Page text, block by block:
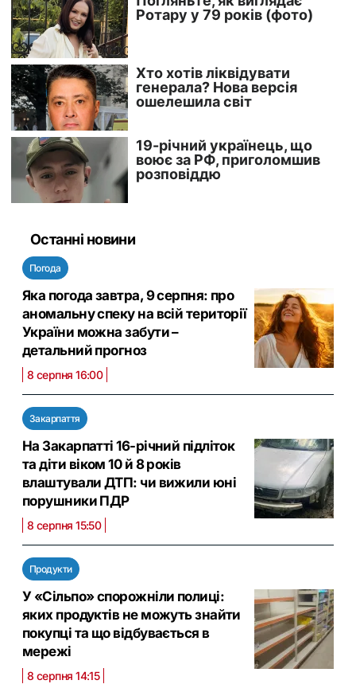
Останні новини
Погода
Яка погода завтра, 9 серпня: про
аномальну спеку на всій території
України можна забути –
детальний прогноз
8 серпня 16:00
Закарпаття
На Закарпатті 16-річний підліток
та діти віком 10 й 8 років
влаштували ДТП: чи вижили юні
порушники ПДР
8 серпня 15:50
Продукти
У «Сільпо» спорожніли полиці:
яких продуктів не можуть знайти
покупці та що відбувається в
мережі
8 серпня 14:15